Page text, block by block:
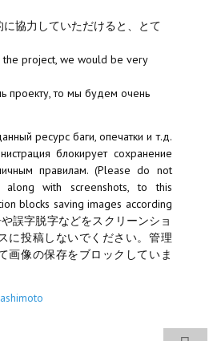
субтитры)
Mod (Русские субтитры)
(with Physics)
(with Physics)
(with Physics)
協力していただけると、とて
project, we would be very
проекту, то мы будем очень
ресурс баги, опечатки и т.д.
блокирует сохранение
правилам. (Please do not
along with screenshots, to this
blocks saving images according
誤字脱字などをスクリーンショ
に投稿しないでください。管理
画像の保存をブロックしていま